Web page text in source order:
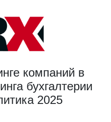
компаний в
бухгалтерии
2025